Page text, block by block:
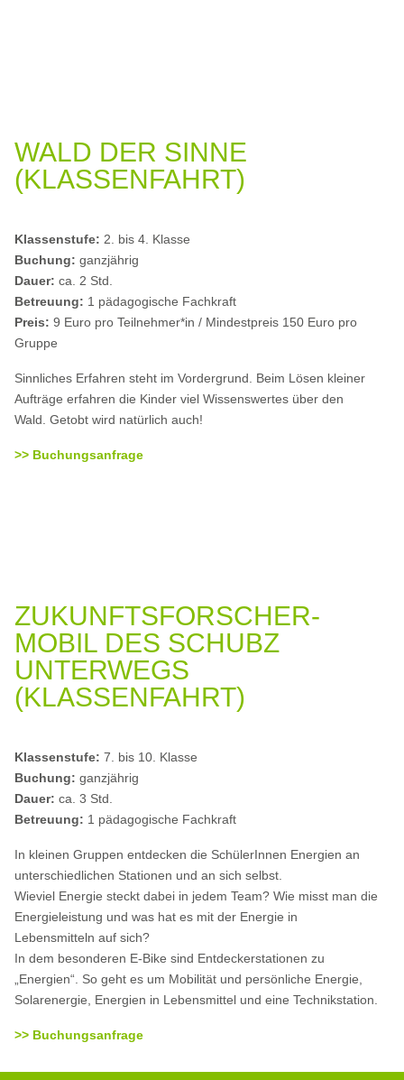
WALD DER SINNE
(KLASSENFAHRT)
Klassenstufe: 2. bis 4. Klasse
Buchung:ganzjährig
Dauer:ca. 2 Std.
Betreuung: 1 pädagogische Fachkraft
Preis:9 Euro pro Teilnehmer*in / Mindestpreis 150 Euro pro
Gruppe
Sinnliches Erfahren steht im Vordergrund. Beim Lösen kleiner
Aufträge erfahren die Kinder viel Wissenswertes über den
Wald. Getobt wird natürlich auch!
>> Buchungsanfrage
ZUKUNFTSFORSCHER-
MOBIL DES SCHUBZ
UNTERWEGS
(KLASSENFAHRT)
Klassenstufe:7. bis 10. Klasse
Buchung:ganzjährig
Dauer:ca. 3 Std.
Betreuung: 1 pädagogische Fachkraft
In kleinen Gruppen entdecken die SchülerInnen Energien an
unterschiedlichen Stationen und an sich selbst.
Wieviel Energie steckt dabei in jedem Team? Wie misst man die
Energieleistung und was hat es mit der Energie in
Lebensmitteln auf sich?
In dem besonderen E-Bike sind Entdeckerstationen zu
„Energien“. So geht es um Mobilität und persönliche Energie,
Solarenergie, Energien in Lebensmittel und eine Technikstation.
>> Buchungsanfrage